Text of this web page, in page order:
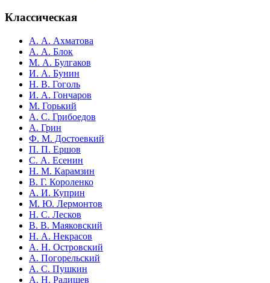
Классическая
А. А. Ахматова
А. А. Блок
М. А. Булгаков
И. А. Бунин
Н. В. Гоголь
И. А. Гончаров
М. Горький
А. С. Грибоедов
А. Грин
Ф. М. Достоевкий
П. П. Ершов
С. А. Есенин
Н. М. Карамзин
В. Г. Короленко
А. И. Куприн
М. Ю. Лермонтов
Н. С. Лесков
В. В. Маяковский
Н. А. Некрасов
А. Н. Островский
А. Погорельский
А. С. Пушкин
А. Н. Радищев